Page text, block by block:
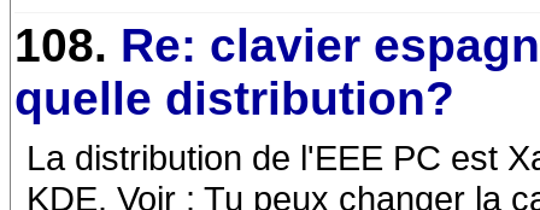
108. Re: clavier
quelle distribution?
La distribution de l'EEE PC est
KDE. Voir : Tu peux changer la